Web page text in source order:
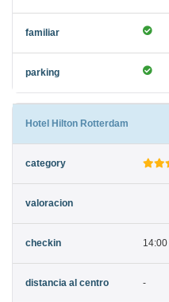
Hotel Hilton Rotterdam
14:00
-